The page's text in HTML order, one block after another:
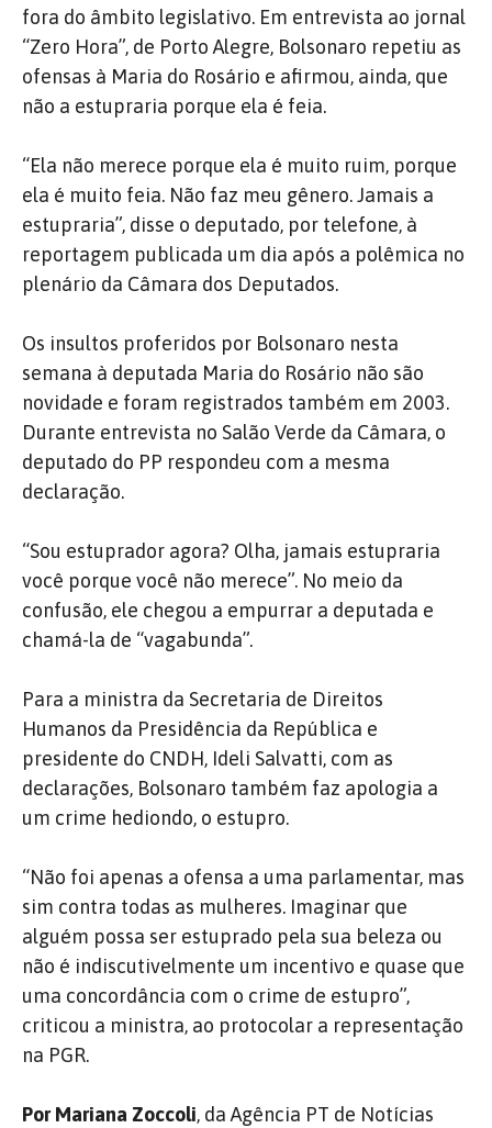
fora do âmbito legislativo. Em entrevista ao jornal
“Zero Hora”, de Porto Alegre, Bolsonaro repetiu as
ofensas à Maria do Rosário e afirmou, ainda, que
não a estupraria porque ela é feia.
“Ela não merece porque ela é muito ruim, porque
ela é muito feia. Não faz meu gênero. Jamais a
estupraria”, disse o deputado, por telefone, à
reportagem publicada um dia após a polêmica no
plenário da Câmara dos Deputados.
Os insultos proferidos por Bolsonaro nesta
semana à deputada Maria do Rosário não são
novidade e foram registrados também em 2003.
Durante entrevista no Salão Verde da Câmara, o
deputado do PP respondeu com a mesma
declaração.
“Sou estuprador agora? Olha, jamais estupraria
você porque você não merece”. No meio da
confusão, ele chegou a empurrar a deputada e
chamá-la de “vagabunda”.
Para a ministra da Secretaria de Direitos
Humanos da Presidência da República e
presidente do CNDH, Ideli Salvatti, com as
declarações, Bolsonaro também faz apologia a
um crime hediondo, o estupro.
“Não foi apenas a ofensa a uma parlamentar, mas
sim contra todas as mulheres. Imaginar que
alguém possa ser estuprado pela sua beleza ou
não é indiscutivelmente um incentivo e quase que
uma concordância com o crime de estupro”,
criticou a ministra, ao protocolar a representação
na PGR.
Por Mariana Zoccoli, da Agência PT de Notícias